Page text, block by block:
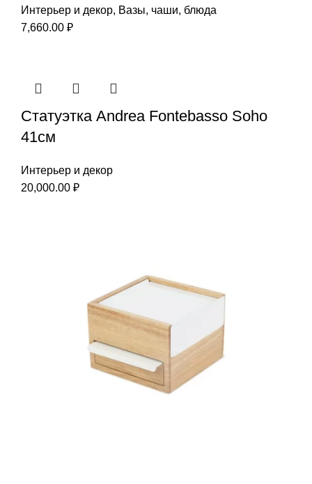
Интерьер и декор, Вазы, чаши, блюда
7,660.00 ₽
Статуэтка Andrea Fontebasso Soho
41см
Интерьер и декор
20,000.00 ₽